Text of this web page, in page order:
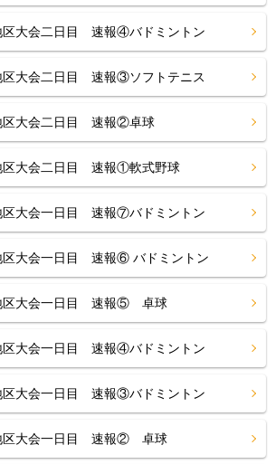
区大会二日目 速報④バドミントン
区大会二日目 速報③ソフトテニス
区大会二日目 速報②卓球
区大会二日目 速報①軟式野球
区大会一日目 速報⑦バドミントン
区大会一日目 速報⑥ バドミントン
区大会一日目 速報⑤ 卓球
区大会一日目 速報④バドミントン
区大会一日目 速報③バドミントン
区大会一日目 速報② 卓球